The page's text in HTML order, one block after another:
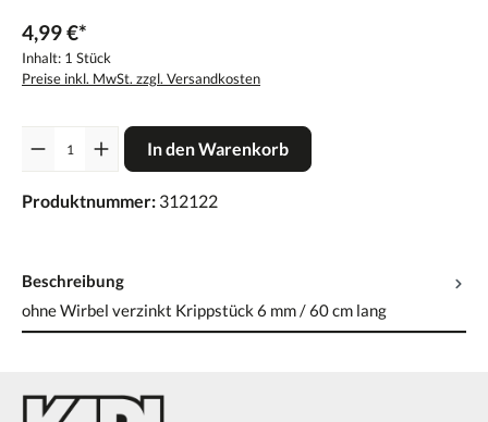
4,99 €*
Inhalt: 1 Stück
Preise inkl. MwSt. zzgl. Versandkosten
In den Warenkorb
Produktnummer: 312122
Beschreibung
ohne Wirbel verzinkt Krippstück 6 mm / 60 cm lang